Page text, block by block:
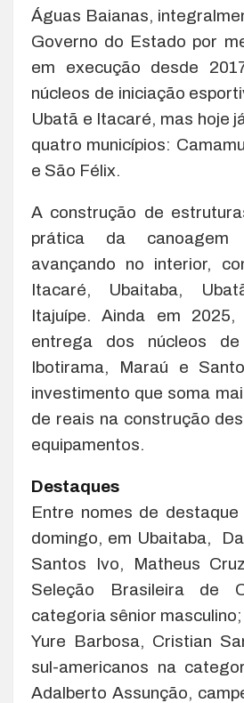
Águas Baianas,
Governo do Estado por
em execução desde
núcleos de iniciação
Ubatã e Itacaré, mas hoje
quatro municípios:
e São Félix.
A construção de
prática da canoagem
avançando no interior,
Itacaré, Ubaitaba,
Itajuípe. Ainda em
entrega dos núcleos
Ibotirama, Maraú e
investimento que soma
de reais na construção
equipamentos.
Destaques
Entre nomes de
domingo, em Ubaitaba,
Santos Ivo, Matheus
Seleção Brasileira de
categoria sênior
Yure Barbosa, Cristian
sul-americanos na
Adalberto Assunção,